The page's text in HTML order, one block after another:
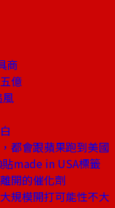
商
億
都會跟蘋果跑到美國
made in USA標籤
開的催化劑
規模開打可能性不大